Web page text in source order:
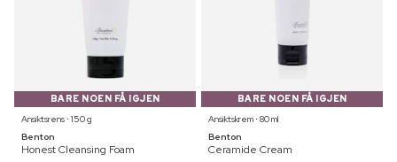
BARE NOEN FÅ IGJEN
Ansiktsrens ⋅ 150 g
Benton
Honest Cleansing Foam
BARE NOEN FÅ IGJEN
Ansiktskrem ⋅ 80 ml
Benton
Ceramide Cream